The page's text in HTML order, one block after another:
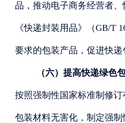
品，推动电子商务经营者
《快递封装用品》（GB/T
要求的包装产品，促进快递
（六）提高快递绿色
按照强制性国家标准制修
包装材料无害化，制定强